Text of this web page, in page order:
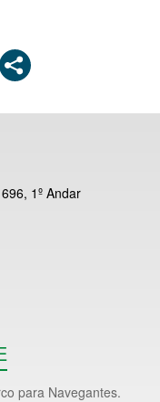
1º Andar
para Navegantes.